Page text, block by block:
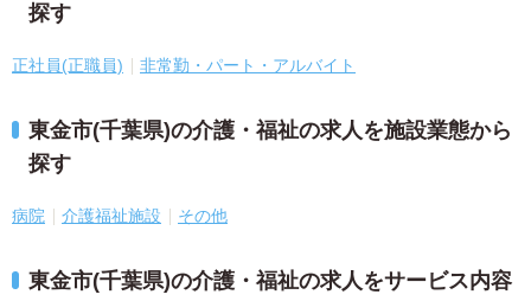
探す
正社員(正職員) 非常勤・パート・アルバイト
東金市(千葉県)の介護・福祉の求人を施設業態から
探す
病院 介護福祉施設 その他
東金市(千葉県)の介護・福祉の求人をサービス内容